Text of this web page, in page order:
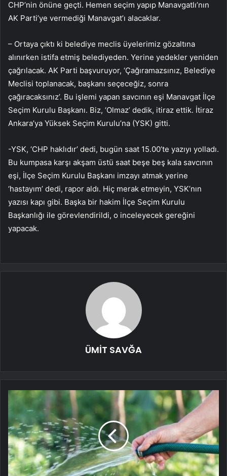
CHP’nin önüne geçti. Hemen seçim yapıp Manavgatlı’nın
AK Parti’ye vermediği Manavgat’ı alacaklar.
– Ortaya çıktı ki belediye meclis üyelerimiz gözaltına
alınırken istifa etmiş belediyeden. Yerine yedekler yeniden
çağrılacak. AK Parti başvuruyor, ‘Çağıramazsınız, Belediye
Meclisi toplanacak, başkanı seçeceğiz, sonra
çağıracaksınız’. Bu işlemi yapan savcının eşi Manavgat İlçe
Seçim Kurulu Başkanı. Biz, ‘Olmaz’ dedik, itiraz ettik. İtiraz
Ankara’ya Yüksek Seçim Kurulu’na (YSK) gitti.
-YSK, ‘CHP haklıdır’ dedi, bugün saat 15.00’te yazıyı yolladı.
Bu kumpasa karşı akşam üstü saat beşe beş kala savcının
eşi, İlçe Seçim Kurulu Başkanı imzayı atmak yerine
‘hastayım’ dedi, rapor aldı. Hiç merak etmeyin, YSK’nın
yazısı kapı gibi. Başka bir hakim İlçe Seçim Kurulu
Başkanlığı ile görevlendirildi, o inceleyecek gereğini
yapacak.
ÜMİT SAVĞA